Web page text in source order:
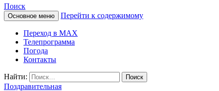
КАМЧАТСКОЕ
ИНФОРМАЦИОННОЕ
АГЕНТСТВО (КИА
«ВЕСТИ»)
Поиск
Основное меню Перейти к содержимому
Переход в MAX
Телепрограмма
Погода
Контакты
Найти:
Поздравительная